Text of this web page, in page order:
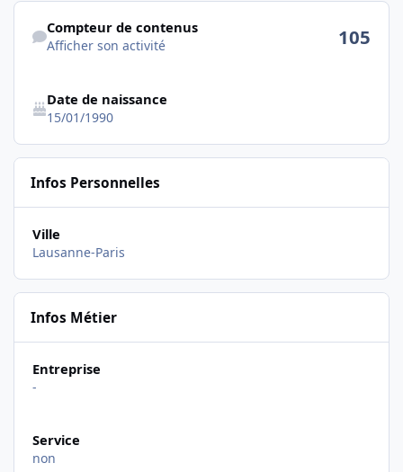
Afficher son activité
Compteur de contenus
Afficher son activité 105
Date de naissance
15/01/1990
Infos Personnelles
Ville
Lausanne-Paris
Infos Métier
Entreprise
-
Service
non